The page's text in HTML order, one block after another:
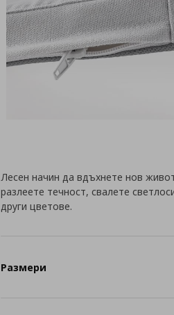
Лесен начин да вдъхнете нов
разлеете течност, свалете
други цветове.
Размери